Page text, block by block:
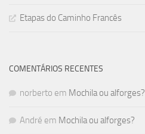
Etapas do Caminho Francês
COMENTÁRIOS RECENTES
norberto em Mochila ou alforges?
André em Mochila ou alforges?